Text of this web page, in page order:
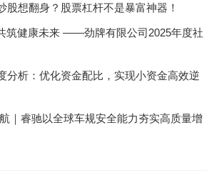
股想翻身？股票杠杆不是暴富神器！
筑健康未来 ——劲牌有限公司2025年度社
分析：优化资金配比，实现小资金高效逆
｜睿驰以全球车规安全能力夯实高质量增